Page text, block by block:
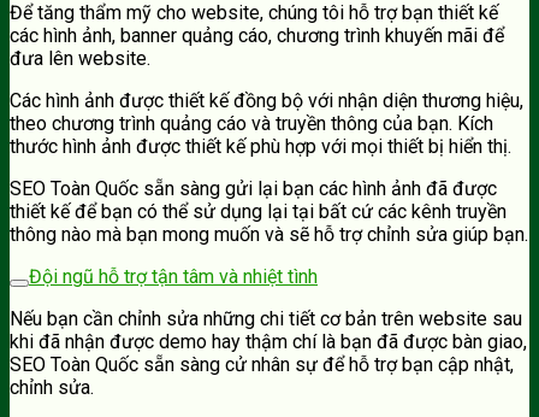
Để tăng thẩm mỹ cho website, chúng tôi hỗ trợ bạn thiết kế
các hình ảnh, banner quảng cáo, chương trình khuyến mãi để
đưa lên website.
Các hình ảnh được thiết kế đồng bộ với nhận diện thương hiệu,
theo chương trình quảng cáo và truyền thông của bạn. Kích
thước hình ảnh được thiết kế phù hợp với mọi thiết bị hiển thị.
SEO Toàn Quốc sẵn sàng gửi lại bạn các hình ảnh đã được
thiết kế để bạn có thể sử dụng lại tại bất cứ các kênh truyền
thông nào mà bạn mong muốn và sẽ hỗ trợ chỉnh sửa giúp bạn.
Đội ngũ hỗ trợ tận tâm và nhiệt tình
Nếu bạn cần chỉnh sửa những chi tiết cơ bản trên website sau
khi đã nhận được demo hay thậm chí là bạn đã được bàn giao,
SEO Toàn Quốc sẵn sàng cử nhân sự để hỗ trợ bạn cập nhật,
chỉnh sửa.